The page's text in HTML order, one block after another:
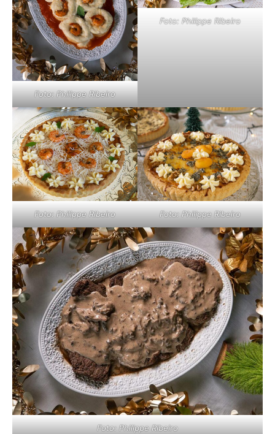
Foto: Philippe Ribeiro
Foto: Philippe Ribeiro
Foto: Philippe Ribeiro Foto: Philippe Ribeiro
Foto: Philippe Ribeiro